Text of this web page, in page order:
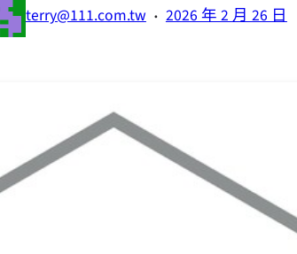
terry@111.com.tw · 2026 年 2 月 26 日